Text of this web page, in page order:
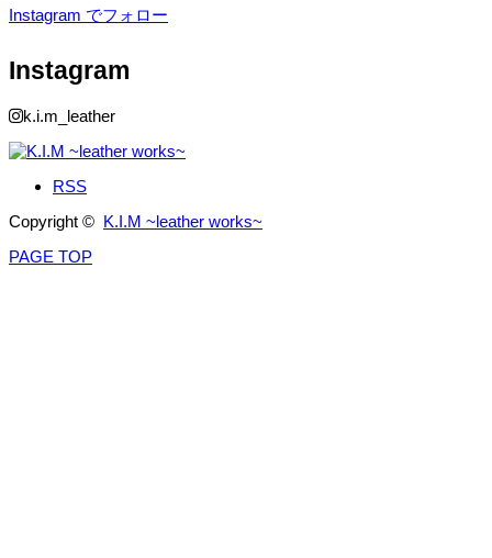
Instagram でフォロー
Instagram
k.i.m_leather
RSS
Copyright © K.I.M ~leather works~
PAGE TOP